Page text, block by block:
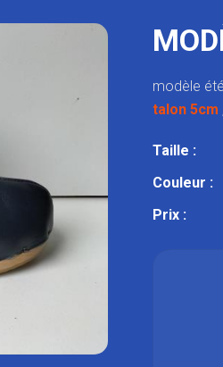
modèle
talon 5cm
Taille :
Couleur :
Prix :